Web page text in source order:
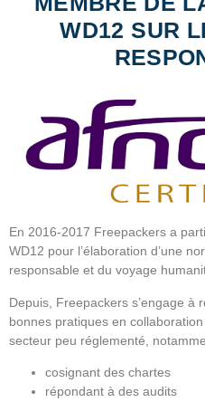
WD12 SUR
En 2016-2017 Freepackers a
WD12 pour l’élaboration d’une
responsable et du voyage
Depuis, Freepackers s’engage à
bonnes pratiques en
secteur peu réglementé,
cosignant des chartes
répondant à des audits